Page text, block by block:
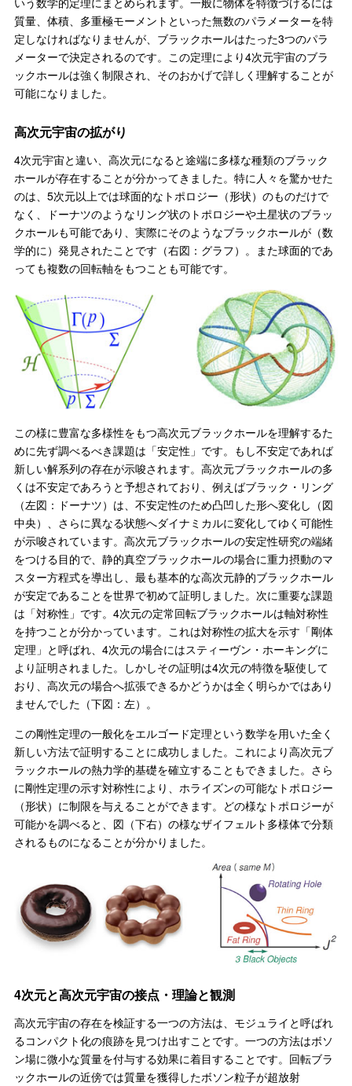
質量、体積、多重極モーメントといった無数のパラメーターを特
定しなければなりませんが、ブラックホールはたった3つのパラ
メーターで決定されるのです。この定理により4次元宇宙のブラ
ックホールは強く制限され、そのおかげで詳しく理解することが
可能になりました。
高次元宇宙の拡がり
4次元宇宙と違い、高次元になると途端に多様な種類のブラック
ホールが存在することが分かってきました。特に人々を驚かせた
のは、5次元以上では球面的なトポロジー（形状）のものだけで
なく、ドーナツのようなリング状のトポロジーや土星状のブラッ
クホールも可能であり、実際にそのようなブラックホールが（数
学的に）発見されたことです（右図：グラフ）。また球面的であ
っても複数の回転軸をもつことも可能です。
この様に豊富な多様性をもつ高次元ブラックホールを理解するた
めに先ず調べるべき課題は「安定性」です。もし不安定であれば
新しい解系列の存在が示唆されます。高次元ブラックホールの多
くは不安定であろうと予想されており、例えばブラック・リング
（左図：ドーナツ）は、不安定性のため凸凹した形へ変化し（図
中央）、さらに異なる状態へダイナミカルに変化してゆく可能性
が示唆されています。高次元ブラックホールの安定性研究の端緒
をつける目的で、静的真空ブラックホールの場合に重力摂動のマ
スター方程式を導出し、最も基本的な高次元静的ブラックホール
が安定であることを世界で初めて証明しました。次に重要な課題
は「対称性」です。4次元の定常回転ブラックホールは軸対称性
を持つことが分かっています。これは対称性の拡大を示す「剛体
定理」と呼ばれ、4次元の場合にはスティーヴン・ホーキングに
より証明されました。しかしその証明は4次元の特徴を駆使して
おり、高次元の場合へ拡張できるかどうかは全く明らかではあり
ませんでした（下図：左）。
この剛性定理の一般化をエルゴード定理という数学を用いた全く
新しい方法で証明することに成功しました。これにより高次元ブ
ラックホールの熱力学的基礎を確立することもできました。さら
に剛性定理の示す対称性により、ホライズンの可能なトポロジー
（形状）に制限を与えることができます。どの様なトポロジーが
可能かを調べると、図（下右）の様なザイフェルト多様体で分類
されるものになることが分かりました。
4次元と高次元宇宙の接点・理論と観測
高次元宇宙の存在を検証する一つの方法は、モジュライと呼ばれ
るコンパクト化の痕跡を見つけ出すことです。一つの方法はボソ
ン場に微小な質量を付与する効果に着目することです。回転ブラ
ックホールの近傍では質量を獲得したボソン粒子が超放射